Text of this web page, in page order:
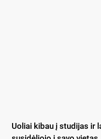
Uoliai kibau į studijas ir